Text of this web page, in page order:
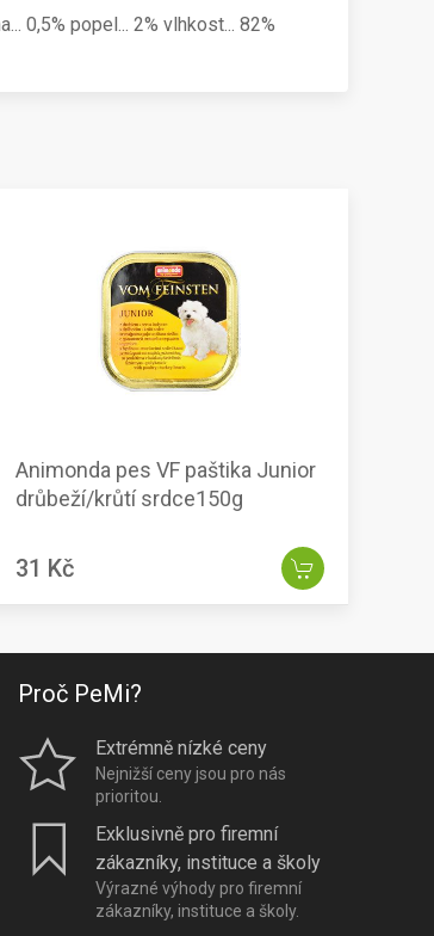
0,5% popel... 2% vlhkost... 82%
Animonda pes VF paštika Junior
drůbeží/krůtí srdce150g
31 Kč
Proč PeMi?
Extrémně nízké ceny
Nejnižší ceny jsou pro nás
prioritou.
Exklusivně pro firemní
zákazníky, instituce a školy
Výrazné výhody pro firemní
zákazníky, instituce a školy.